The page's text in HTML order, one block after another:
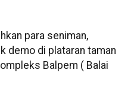
para seniman,
demo di plataran taman
Balpem ( Balai